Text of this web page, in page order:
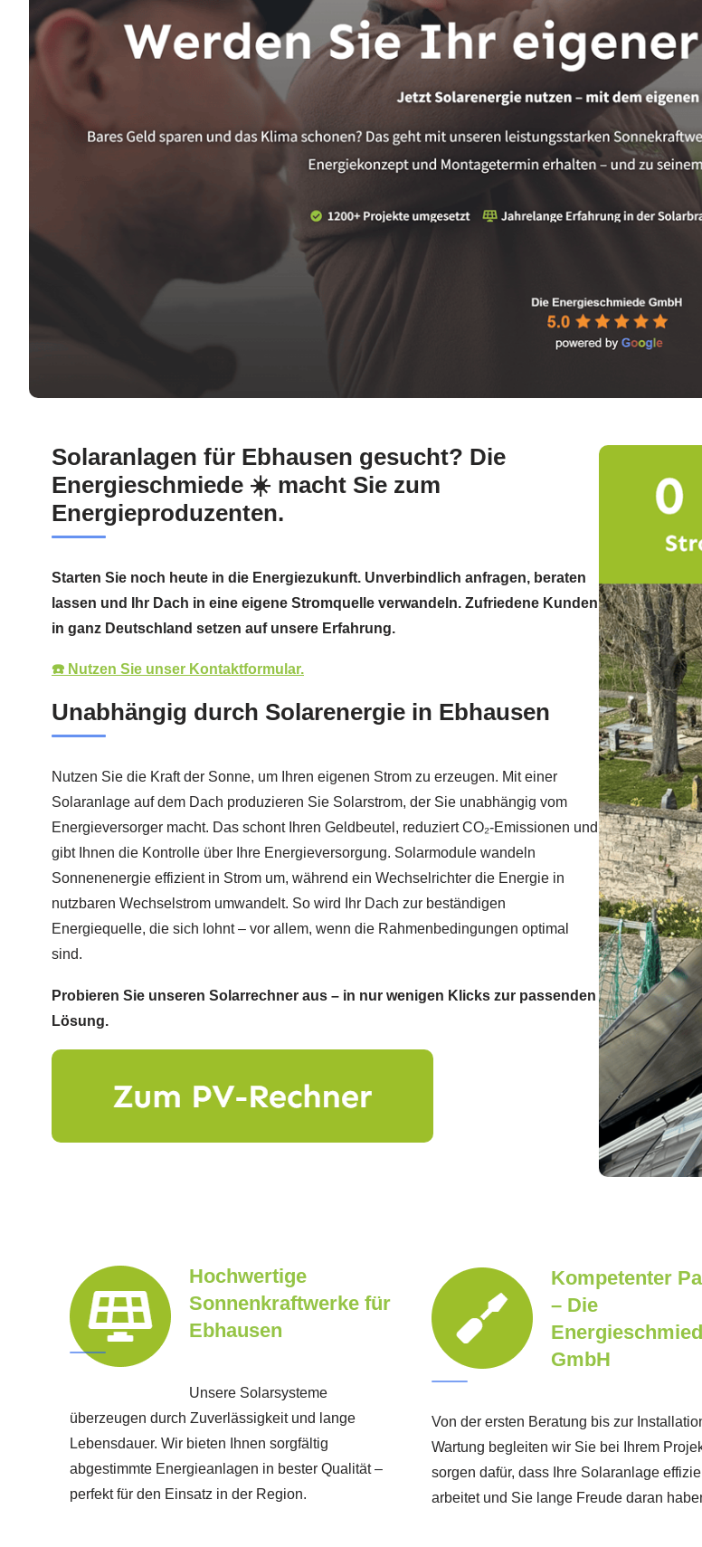
Solaranlagen für Ebhausen gesucht? Die
Energieschmiede ☀️ macht Sie zum
Energieproduzenten.
Starten Sie noch heute in die Energiezukunft. Unverbindlich anfragen, beraten
lassen und Ihr Dach in eine eigene Stromquelle verwandeln. Zufriedene Kunden
in ganz Deutschland setzen auf unsere Erfahrung.
☎️ Nutzen Sie unser Kontaktformular.
Unabhängig durch Solarenergie in Ebhausen
Nutzen Sie die Kraft der Sonne, um Ihren eigenen Strom zu erzeugen. Mit einer
Solaranlage auf dem Dach produzieren Sie Solarstrom, der Sie unabhängig vom
Energieversorger macht. Das schont Ihren Geldbeutel, reduziert CO₂-Emissionen und
gibt Ihnen die Kontrolle über Ihre Energieversorgung. Solarmodule wandeln
Sonnenenergie effizient in Strom um, während ein Wechselrichter die Energie in
nutzbaren Wechselstrom umwandelt. So wird Ihr Dach zur beständigen
Energiequelle, die sich lohnt – vor allem, wenn die Rahmenbedingungen optimal
sind.
Probieren Sie unseren Solarrechner aus – in nur wenigen Klicks zur passenden
Lösung.
Hochwertige
Sonnenkraftwerke für
Ebhausen
Unsere Solarsysteme
überzeugen durch Zuverlässigkeit und lange
Lebensdauer. Wir bieten Ihnen sorgfältig
abgestimmte Energieanlagen in bester Qualität –
perfekt für den Einsatz in der Region.
Kompetenter
– Die
GmbH
Von der ersten Beratung bis zur
Wartung begleiten wir Sie bei Ihrem
sorgen dafür, dass Ihre Solaranlage
arbeitet und Sie lange Freude daran